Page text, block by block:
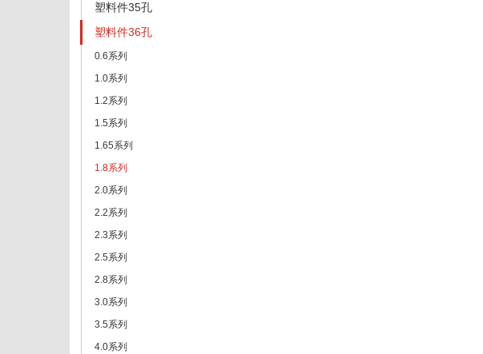
塑料件35孔
塑料件36孔
0.6系列
1.0系列
1.2系列
1.5系列
1.65系列
1.8系列
2.0系列
2.2系列
2.3系列
2.5系列
2.8系列
3.0系列
3.5系列
4.0系列